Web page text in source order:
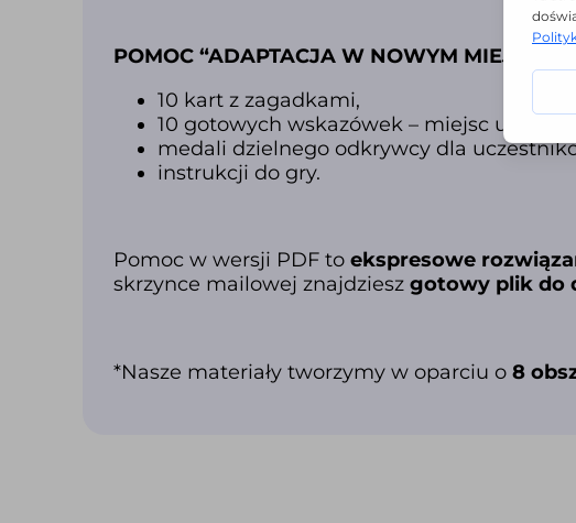
POMOC “ADAPTACJA W NOWYM MIEJSCU”
10 kart z zagadkami,
10 gotowych wskazówek – miejsc ukrycia
medali dzielnego odkrywcy dla
instrukcji do gry.
Pomoc w wersji PDF to ekspresowe
skrzynce mailowej znajdziesz gotowy plik do
*Nasze materiały tworzymy w oparciu o 8